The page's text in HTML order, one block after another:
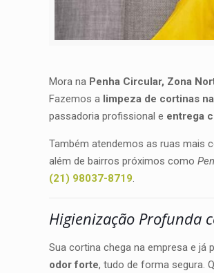
Mora na Penha Circular, Zona
Fazemos a limpeza de cortinas
passadoria profissional e entrega
Também atendemos as ruas mais
além de bairros próximos como
(21) 98037-8719.
Higienização Profunda
Sua cortina chega na empresa e já
odor forte, tudo de forma segura.